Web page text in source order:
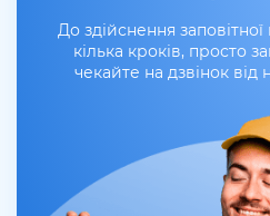
До здійснення
кілька кроків, просто
чекайте на дзвінок